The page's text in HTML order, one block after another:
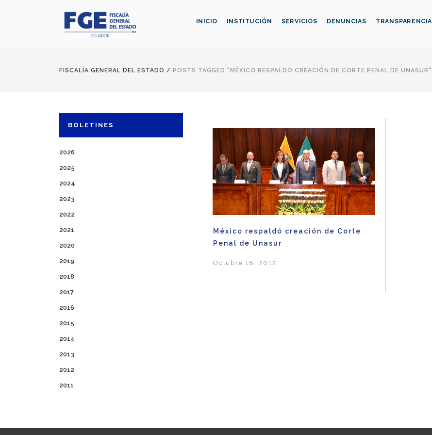
INICIO INSTITUCIÓN SERVICIOS DENUNCIAS TRANSPARENCIA
FISCALÍA GENERAL DEL ESTADO / POSTS TAGGED "MÉXICO RESPALDÓ CREACIÓN DE CORTE PENAL DE UNASUR"
BOLETINES
2026
2025
2024
2023
2022
2021
2020
2019
2018
2017
2016
2015
2014
2013
2012
2011
México respaldó creación de Corte
Penal de Unasur
Octubre 18, 2012